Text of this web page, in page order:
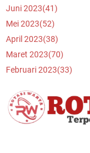
Juni 2023(41)
Mei 2023(52)
April 2023(38)
Maret 2023(70)
Februari 2023(33)